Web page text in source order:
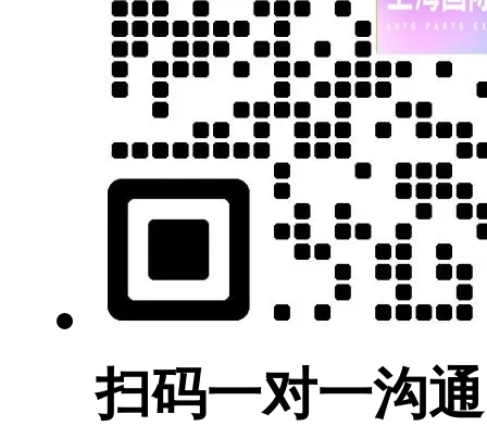
扫码一对一沟通